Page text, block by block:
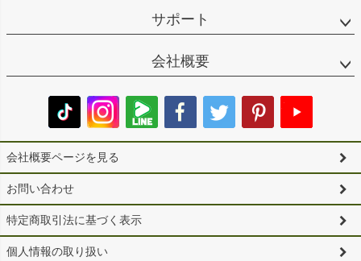
サポート
会社概要
会社概要ページを見る
お問い合わせ
特定商取引法に基づく表示
個人情報の取り扱い